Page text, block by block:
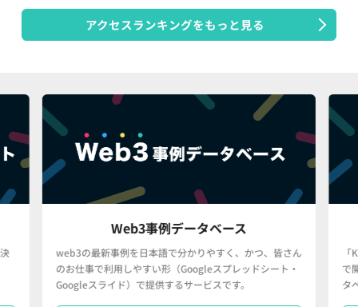
アクセスランキングをもっと見る
Web3事例データベース
web3の最新事例を日本語で分かりやすく、かつ、皆さん
のお仕事で利用しやすい形（Googleスプレッドシート・
Googleスライド）で提供するサービスです。
で
タ